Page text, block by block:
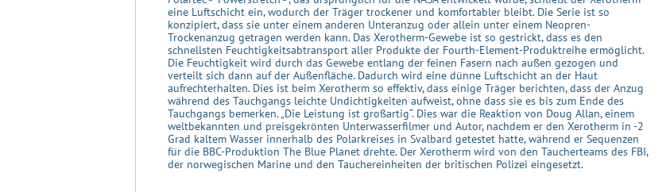
eine Luftschicht ein, wodurch der Träger trockener und komfortabler bleibt. Die Serie ist so
konzipiert, dass sie unter einem anderen Unteranzug oder allein unter einem Neopren-
Trockenanzug getragen werden kann. Das Xerotherm-Gewebe ist so gestrickt, dass es den
schnellsten Feuchtigkeitsabtransport aller Produkte der Fourth-Element-Produktreihe ermöglicht.
Die Feuchtigkeit wird durch das Gewebe entlang der feinen Fasern nach außen gezogen und
verteilt sich dann auf der Außenfläche. Dadurch wird eine dünne Luftschicht an der Haut
aufrechterhalten. Dies ist beim Xerotherm so effektiv, dass einige Träger berichten, dass der Anzug
während des Tauchgangs leichte Undichtigkeiten aufweist, ohne dass sie es bis zum Ende des
Tauchgangs bemerken. „Die Leistung ist großartig“. Dies war die Reaktion von Doug Allan, einem
weltbekannten und preisgekrönten Unterwasserfilmer und Autor, nachdem er den Xerotherm in -2
Grad kaltem Wasser innerhalb des Polarkreises in Svalbard getestet hatte, während er Sequenzen
für die BBC-Produktion The Blue Planet drehte. Der Xerotherm wird von den Taucherteams des FBI,
der norwegischen Marine und den Tauchereinheiten der britischen Polizei eingesetzt.